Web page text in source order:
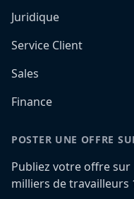
Juridique
Service Client
Sales
Finance
POSTER UNE OFFRE
Publiez votre offre sur
milliers de travailleurs